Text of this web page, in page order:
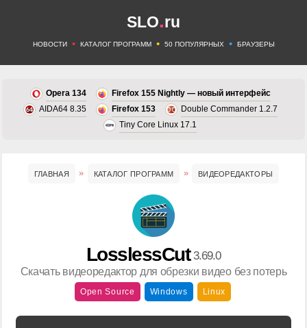
SLO.ru
НОВОСТИ • КАТАЛОГ ПРОГРАММ • 50 ПОПУЛЯРНЫХ • БРАУЗЕРЫ
Opera 134
Firefox 155 Nightly — новый интерфейс
AIDA64 8.35
Firefox 153
Double Commander 1.2.7
Tiny Core Linux 17.1
ГЛАВНАЯ КАТАЛОГ ПРОГРАММ ВИДЕОРЕДАКТОРЫ
LosslessCut 3.69.0
Скачать видеоредактор для обрезки видео без потерь
Open Source Windows Linux